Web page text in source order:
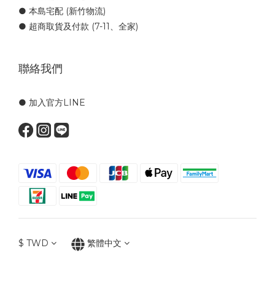
● 本島宅配 (新竹物流)
● 超商取貨及付款 (7-11、全家)
聯絡我們
● 加入官方LINE
$ TWD 繁體中文